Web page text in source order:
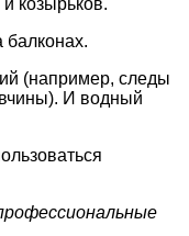
козырьков.
балконах.
(например, следы
И водный